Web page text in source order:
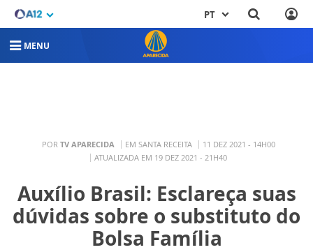
PT
MENU
POR TV APARECIDA EM SANTA RECEITA
11 DEZ 2021 - 14H00
ATUALIZADA EM 19 DEZ 2021 - 21H40
Auxílio Brasil: Esclareça suas
dúvidas sobre o substituto do
Bolsa Família